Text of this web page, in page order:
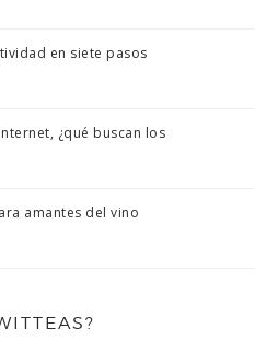
en siete pasos
¿qué buscan los
amantes del vino